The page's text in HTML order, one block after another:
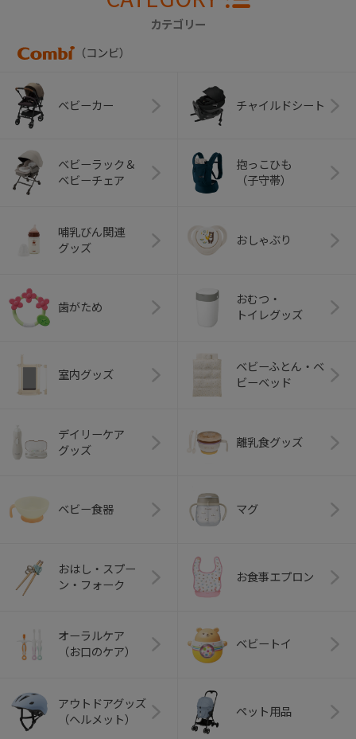
カテゴリー
（コンビ）
ベビーカー チャイルドシート
ベビーラック＆
ベビーチェア
抱っこひも
（子守帯）
哺乳びん関連
グッズ
おしゃぶり
歯がため
おむつ・
トイレグッズ
室内グッズ
ベビーふとん・ベ
ビーベッド
デイリーケア
グッズ
離乳食グッズ
ベビー食器 マグ
おはし・スプー
ン・フォーク
お食事エプロン
オーラルケア
（お口のケア）
ベビートイ
アウトドアグッズ
（ヘルメット）
ペット用品